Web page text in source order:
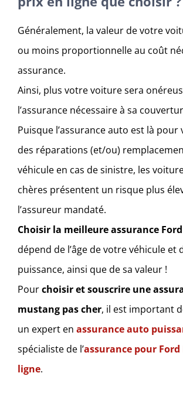
Généralement, la valeur de votre
ou moins proportionnelle au coût
assurance.
Ainsi, plus votre voiture sera
l’assurance nécessaire à sa
Puisque l’assurance auto est là pour
des réparations (et/ou)
véhicule en cas de sinistre, les
chères présentent un risque plus
l’assureur mandaté.
Choisir la meilleure assurance
dépend de l’âge de votre véhicule et
puissance, ainsi que de sa valeur !
Pourchoisir et souscrire une
mustang pas cher, il est important
un expert en assurance auto
spécialiste de l’assurance pour
ligne.